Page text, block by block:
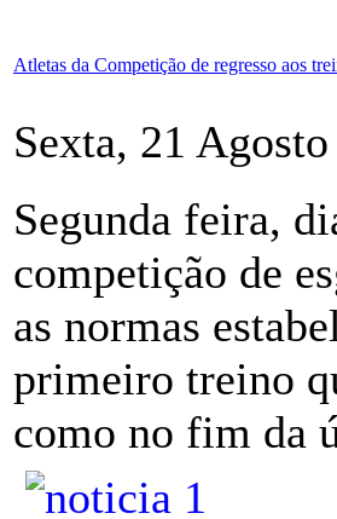
Atletas da Competição de regresso aos
Sexta, 21
Segunda feira,
competição de
as normas
primeiro treino
como no fim da